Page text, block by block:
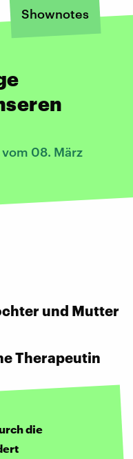
Shownotes
08. März
und Mutter
Therapeutin
die